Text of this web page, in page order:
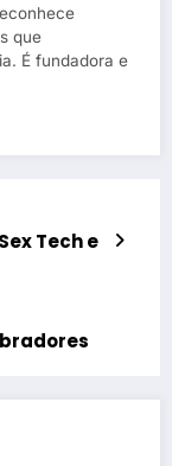
que
É fundadora e
Tech e